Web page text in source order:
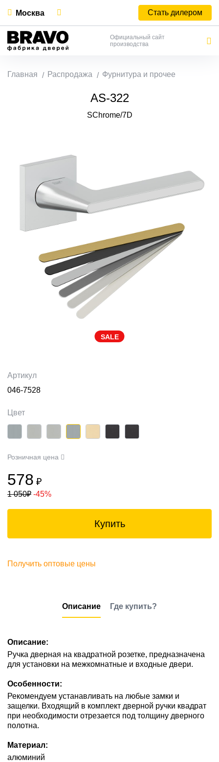
Москва Стать дилером
Официальный сайт
производства
Главная Распродажа Фурнитура и прочее
AS-322
SChrome/7D
SALE
Артикул
046-7528
Цвет
Розничная цена
578 ₽
1 050₽ -45%
Купить
Получить оптовые цены
Описание Где купить?
Описание:
Ручка дверная на квадратной розетке, предназначена
для установки на межкомнатные и входные двери.
Особенности:
Рекомендуем устанавливать на любые замки и
защелки. Входящий в комплект дверной ручки квадрат
при необходимости отрезается под толщину дверного
полотна.
Материал:
алюминий